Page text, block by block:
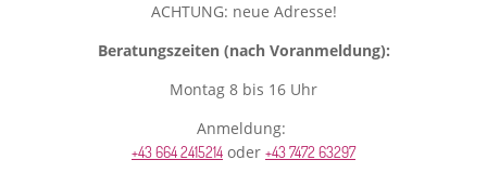
ACHTUNG: neue Adresse!
Beratungszeiten (nach Voranmeldung):
Montag 8 bis 16 Uhr
Anmeldung:
+43 664 2415214 oder +43 7472 63297